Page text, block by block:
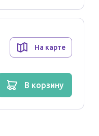
препарата при
На карте
в корзину